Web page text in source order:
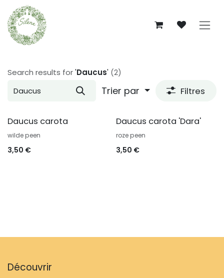
Se rendre au contenu
Search results for'Daucus' (2)
Trier par Filtres
Daucus carota
wilde peen
3,50 €
Daucus carota 'Dara'
roze peen
3,50 €
Découvrir